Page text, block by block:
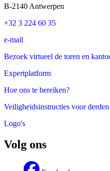
B-2140 Antwerpen
+32 3 224 60 35
e-mail
Bezoek virtueel de toren en
Expertplatform
Hoe ons te bereiken?
Veiligheidsinstructies voor derden
Logo's
Volg ons